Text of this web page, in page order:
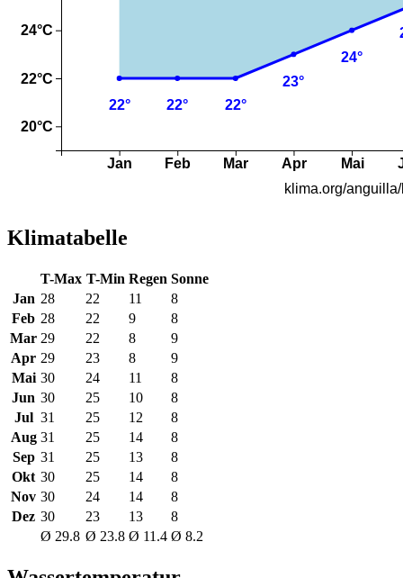
Klimatabelle
T-Max T-Min Regen Sonne
Jan 28 22 11
8
Feb 28 22 9
8
Mar 29 22 8
9
Apr 29 23 8
9
Mai 30 24 11
8
Jun 30 25 10
8
Jul 31 25 12
8
Aug 31 25 14
8
Sep 31 25 13
8
Okt 30 25 14
8
Nov 30 24 14
8
Dez 30 23 13
8
Ø 29.8 Ø 23.8 Ø 11.4 Ø 8.2